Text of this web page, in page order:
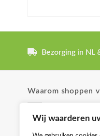
Wij waarderen
Bezorging in NL
Waarom shoppen
✓ Uitgebreide